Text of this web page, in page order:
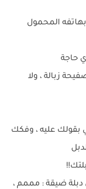
بهاتفه المحمول
حاجة
زبالة ، ولا
عليه ، وفكك
ضيقة : مممم ،